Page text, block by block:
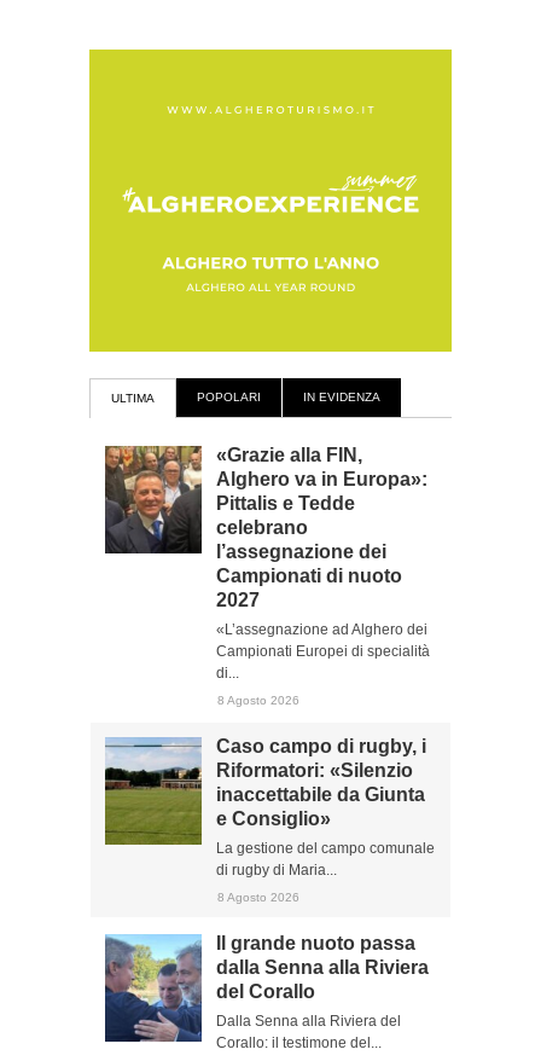
ULTIMA POPOLARI IN EVIDENZA
«Grazie alla FIN,
Alghero va in Europa»:
Pittalis e Tedde
celebrano
l’assegnazione dei
Campionati di nuoto
2027
«L’assegnazione ad Alghero dei
Campionati Europei di specialità
di...
8 Agosto 2026
Caso campo di rugby, i
Riformatori: «Silenzio
inaccettabile da Giunta
e Consiglio»
La gestione del campo comunale
di rugby di Maria...
8 Agosto 2026
Il grande nuoto passa
dalla Senna alla Riviera
del Corallo
Dalla Senna alla Riviera del
Corallo: il testimone del...